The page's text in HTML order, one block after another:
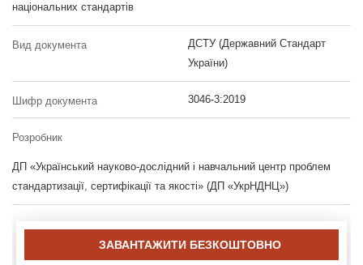
національних стандартів
Вид документа
ДСТУ (Державний Стандарт
України)
Шифр документа 3046-3:2019
Розробник
ДП «Український науково-дослідний і навчальний центр проблем
стандартизації, сертифікації та якості» (ДП «УкрНДНЦ»)
ЗАВАНТАЖИТИ БЕЗКОШТОВНО